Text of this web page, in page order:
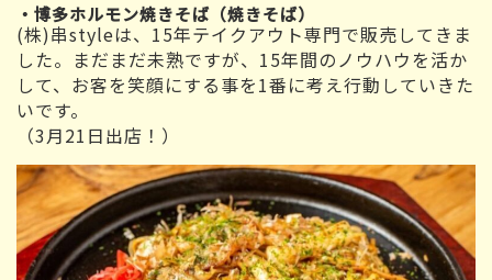
・博多ホルモン焼きそば（焼きそば）
(株)串styleは、15年テイクアウト専門で販売してきま
した。まだまだ未熟ですが、15年間のノウハウを活か
して、お客を笑顔にする事を1番に考え行動していきた
いです。
（3月21日出店！）